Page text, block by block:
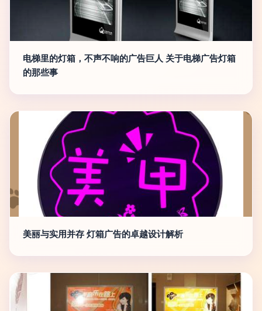
电梯里的灯箱，不声不响的广告巨人 关于电梯广告灯箱
的那些事
美丽与实用并存 灯箱广告的卓越设计解析